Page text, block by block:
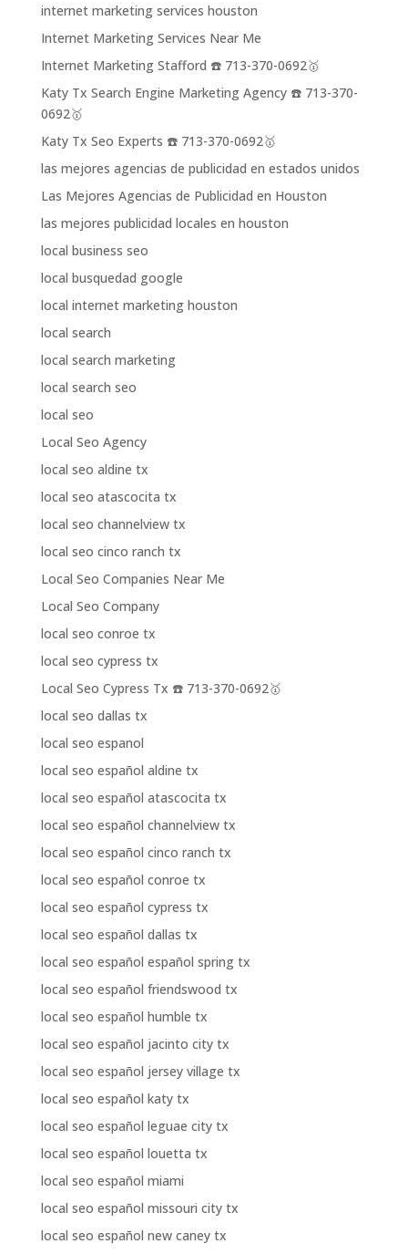
internet marketing services houston
Internet Marketing Services Near Me
Internet Marketing Stafford ☎️ 713-370-0692🥇
Katy Tx Search Engine Marketing Agency ☎️ 713-370-
0692🥇
Katy Tx Seo Experts ☎️ 713-370-0692🥇
las mejores agencias de publicidad en estados unidos
Las Mejores Agencias de Publicidad en Houston
las mejores publicidad locales en houston
local business seo
local busquedad google
local internet marketing houston
local search
local search marketing
local search seo
local seo
Local Seo Agency
local seo aldine tx
local seo atascocita tx
local seo channelview tx
local seo cinco ranch tx
Local Seo Companies Near Me
Local Seo Company
local seo conroe tx
local seo cypress tx
Local Seo Cypress Tx ☎️ 713-370-0692🥇
local seo dallas tx
local seo espanol
local seo español aldine tx
local seo español atascocita tx
local seo español channelview tx
local seo español cinco ranch tx
local seo español conroe tx
local seo español cypress tx
local seo español dallas tx
local seo español español spring tx
local seo español friendswood tx
local seo español humble tx
local seo español jacinto city tx
local seo español jersey village tx
local seo español katy tx
local seo español leguae city tx
local seo español louetta tx
local seo español miami
local seo español missouri city tx
local seo español new caney tx